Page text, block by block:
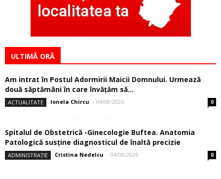
ULTIMĂ ORĂ
Am intrat în Postul Adormirii Maicii Domnului. Urmează
două săptămâni în care învăţăm să...
ACTUALITATE Ionela Chircu - 04/08/2026 0
Spitalul de Obstetrică -Ginecologie Buftea. Anatomia
Patologică susţine diagnosticul de înaltă precizie
ADMINISTRAȚIE Cristina Nedelcu - 04/08/2026 0